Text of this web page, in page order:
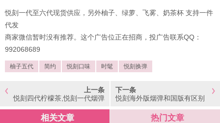
悦刻一代至六代现货供应，另外柚子、绿萝、飞雾、奶茶杯 支持一件
代发
商家微信暂时没有推荐。这个广告位正在招商，投广告联系QQ：
992068689
柚子五代 简约 悦刻口味 时髦 悦刻换弹
上一条
悦刻四代柠檬茶,悦刻一代烟弹
下一条
悦刻海外版烟弹和国版有区别
相关文章 热门文章